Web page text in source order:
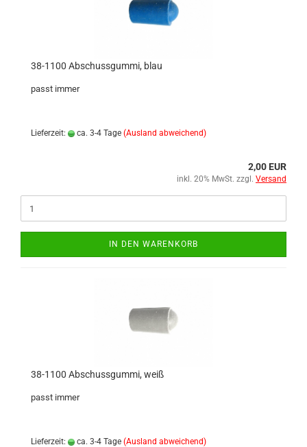
38-1100 Abschussgummi, blau
passt immer
Lieferzeit: ca. 3-4 Tage (Ausland abweichend)
2,00 EUR
inkl. 20% MwSt. zzgl. Versand
IN DEN WARENKORB
38-1100 Abschussgummi, weiß
passt immer
Lieferzeit: ca. 3-4 Tage (Ausland abweichend)